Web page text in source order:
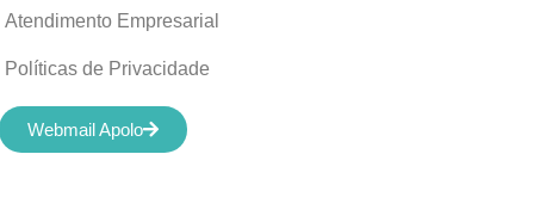
Atendimento Empresarial
Políticas de Privacidade
Webmail Apolo